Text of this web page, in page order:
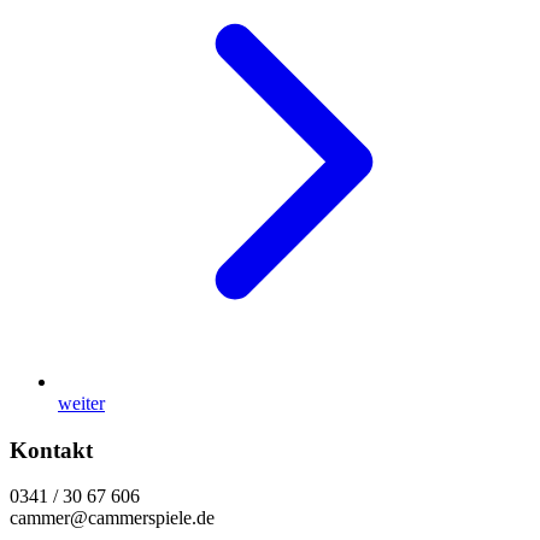
weiter
Kontakt
0341 / 30 67 606
cammer@cammerspiele.de